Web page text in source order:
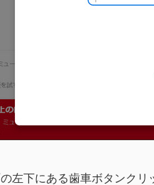
左下にある歯車ボタンクリ